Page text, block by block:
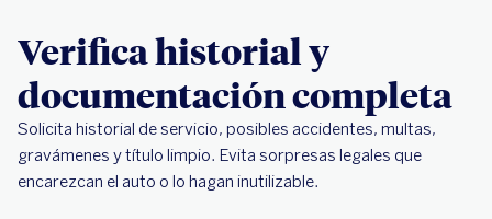
Verifica historial y
documentación completa
Solicita historial de servicio, posibles accidentes, multas,
gravámenes y título limpio. Evita sorpresas legales que
encarezcan el auto o lo hagan inutilizable.